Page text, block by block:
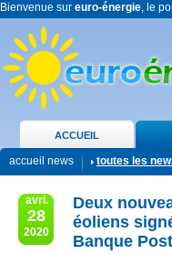
Bienvenue sur euro-énergie, le
ACCUEIL
accueil news toutes les
avri.
28
2020
Deux
éoliens
Banque